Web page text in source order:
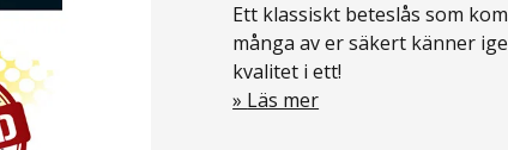
Ett klassiskt beteslås som
många av er säkert känner
kvalitet i ett!
Läs mer